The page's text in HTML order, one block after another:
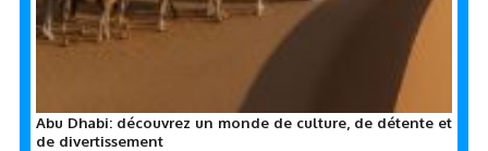
Abu Dhabi: découvrez un monde de culture, de détente et
de divertissement